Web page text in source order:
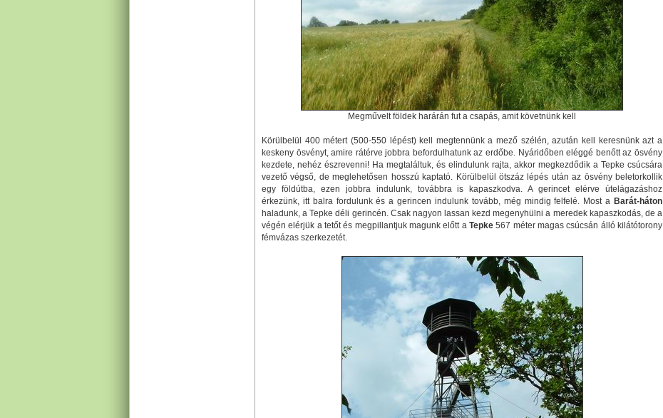
Megművelt földek harárán fut a csapás, amit követnünk kell
Körülbelül 400 métert (500-550 lépést) kell megtennünk a mező szélén, azután kell keresnünk azt a
keskeny ösvényt, amire rátérve jobbra befordulhatunk az erdőbe. Nyáridőben eléggé benőtt az ösvény
kezdete, nehéz észrevenni! Ha megtaláltuk, és elindulunk rajta, akkor megkezdődik a Tepke csúcsára
vezető végső, de meglehetősen hosszú kaptató. Körülbelül ötszáz lépés után az ösvény beletorkollik
egy földútba, ezen jobbra indulunk, továbbra is kapaszkodva. A gerincet elérve útelágazáshoz
érkezünk, itt balra fordulunk és a gerincen indulunk tovább, még mindig felfelé. Most a Barát-háton
haladunk, a Tepke déli gerincén. Csak nagyon lassan kezd megenyhülni a meredek kapaszkodás, de a
végén elérjük a tetőt és megpillantjuk magunk előtt a Tepke 567 méter magas csúcsán álló kilátótorony
fémvázas szerkezetét.